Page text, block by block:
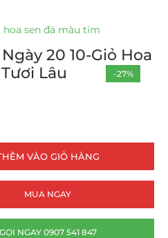
-27%
20 10-Giỏ Hoa
Lâu
VÀO GIỎ HÀNG
MUA NGAY
GỌI NGAY 0907 541 847